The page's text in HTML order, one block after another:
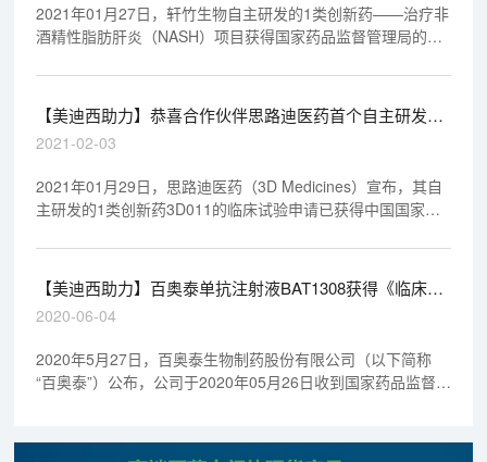
2021年01月27日，轩竹生物自主研发的1类创新药——治疗非
酒精性脂肪肝炎（NASH）项目获得国家药品监督管理局的临
药。
【美迪西助力】恭喜合作伙伴思路迪医药首个自主研发新
药获批临床
2021-02-03
2021年01月29日，思路迪医药（3D Medicines）宣布，其自
主研发的1类创新药3D011的临床试验申请已获得中国国家药
研发拥有全球知识产权创新药的原研能力，为实现公司长期可
持续发展的战略目标奠定了坚实的基础。
【美迪西助力】百奥泰单抗注射液BAT1308获得《临床试
验通知书》
2020-06-04
2020年5月27日，百奥泰生物制药股份有限公司（以下简称
“百奥泰”）公布，公司于2020年05月26日收到国家药品监督管